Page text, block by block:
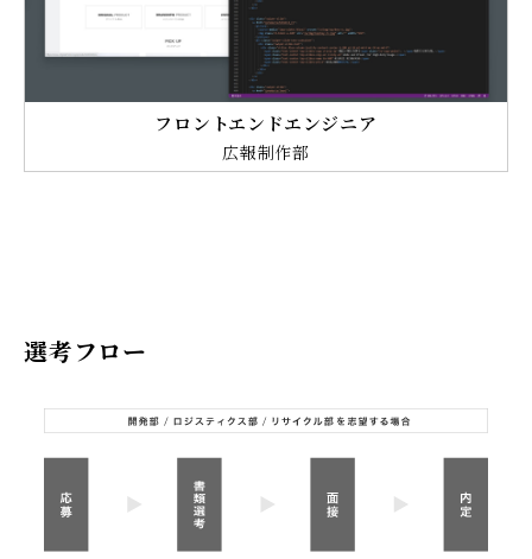
フロントエンドエンジニア
広報制作部
選考フロー